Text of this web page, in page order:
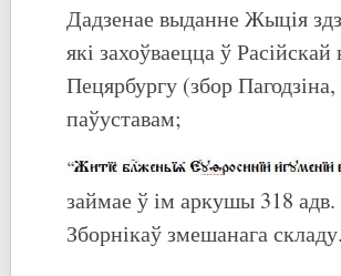
Дадзенае выданне Жыція
які захоўваецца ў
Пецярбургу (збор
паўуставам;
займае ў ім аркушы 318
Зборнікаў змешанага складу.